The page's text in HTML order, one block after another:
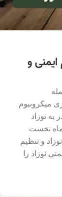
و
میکروبیوم
نوزاد
نخست
و تنظیم
نوزاد را